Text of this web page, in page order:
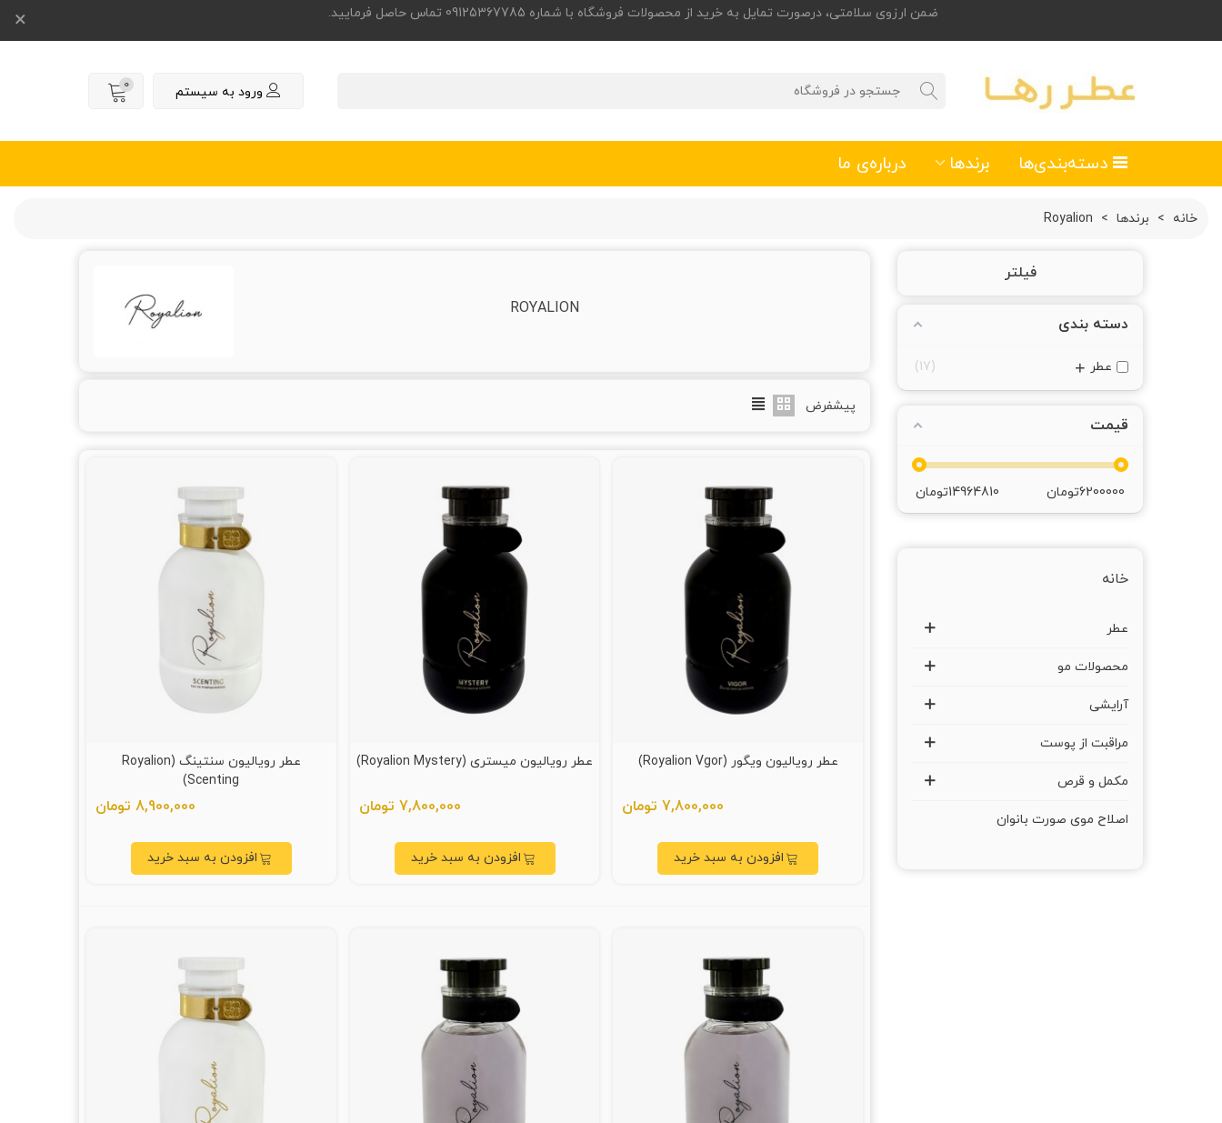
ضمن ارزوی سلامتی، درصورت تمایل به خرید از محصولات فروشگاه با شماره 09125367785 تماس حاصل فرمایید. ×
ورود به سیستم 0
دسته‌بندی‌ها برندها درباره‌ی ما
خانه > برندها >
Royalion
فیلتر
دسته بندی
عطر +
17
قیمت
6200000تومان 14964810تومان
خانه
عطر
محصولات مو
آرایشی
مراقبت از پوست
مکمل و قرص
اصلاح موی صورت بانوان
ROYALION
پیشفرض
عطر رویالیون ویگور (Royalion Vgor)
7,800,000 تومان
افزودن به سبد خرید
عطر رویالیون میستری (Royalion Mystery)
7,800,000 تومان
افزودن به سبد خرید
عطر رویالیون سنتینگ (Royalion
Scenting)
8,900,000 تومان
افزودن به سبد خرید